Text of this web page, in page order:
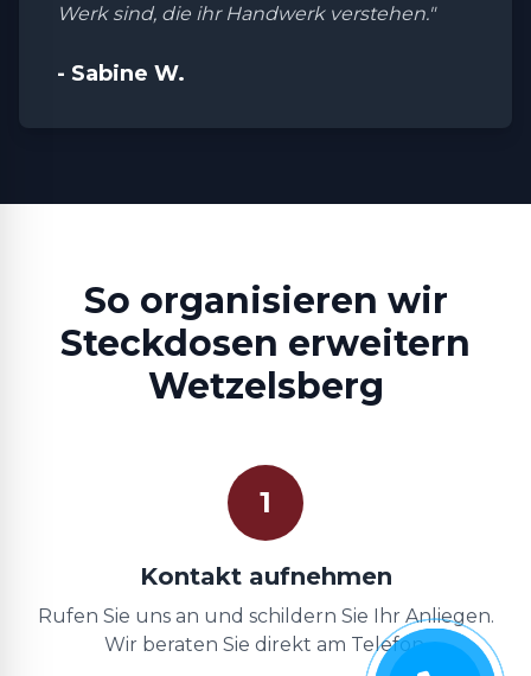
Werk sind, die ihr Handwerk verstehen."
- Sabine W.
So organisieren wir
Steckdosen erweitern
Wetzelsberg
1
Kontakt aufnehmen
Rufen Sie uns an und schildern Sie Ihr Anliegen.
Wir beraten Sie direkt am Telefon.